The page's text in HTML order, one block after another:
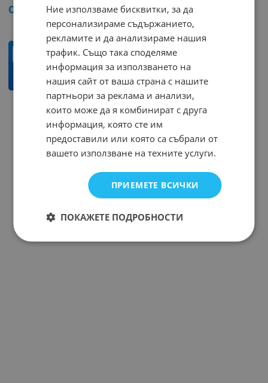
0.03 / 0.06 лв.
бр.
КУПИ
Ние използваме бисквитки, за да
персонализираме съдържанието,
рекламите и да анализираме нашия
трафик. Също така споделяме
информация за използването на
нашия сайт от ваша страна с нашите
партньори за реклама и анализи,
които може да я комбинират с друга
информация, която сте им
предоставили или която са събрали от
вашето използване на техните услуги.
ПРИЕМЕТЕ ВСИЧКИ
ПОКАЖЕТЕ ПОДРОБНОСТИ